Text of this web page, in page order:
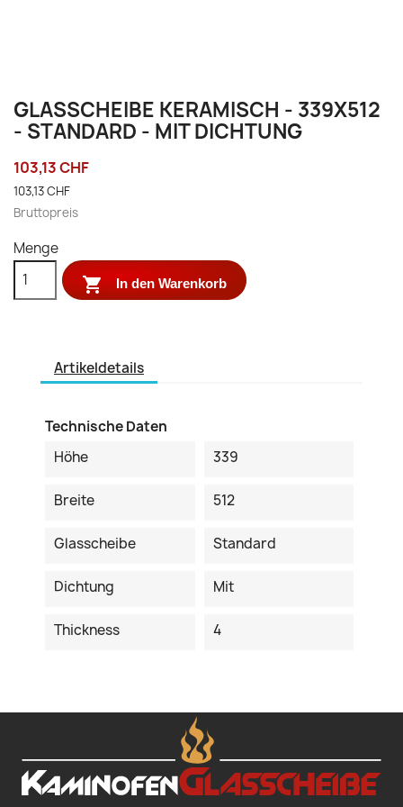
GLASSCHEIBE KERAMISCH - 339X512
- STANDARD - MIT DICHTUNG
103,13 CHF
103,13 CHF
Bruttopreis
Menge
 In den Warenkorb
Artikeldetails
Technische Daten
Höhe
339
Breite 512
Glasscheibe Standard
Dichtung Mit
Thickness 4